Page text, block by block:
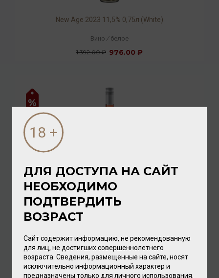
New Age 2023 11,5% 0,75л (White)
Вино / белое
1 392.00 ₽ 976.00 ₽
New Age 2023 11% 0,75л (Rose)
ДЛЯ ДОСТУПА НА САЙТ
НЕОБХОДИМО
ПОДТВЕРДИТЬ
ВОЗРАСТ
Сайт содержит информацию, не рекомендованную
для лиц, не достигших совершеннолетнего
возраста. Сведения, размещенные на сайте, носят
исключительно информационный характер и
предназначены только для личного использования.